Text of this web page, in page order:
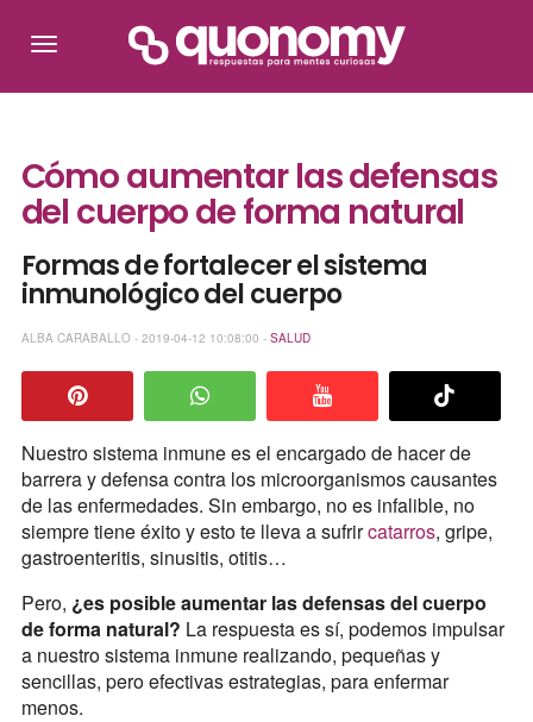
Cómo aumentar las defensas
del cuerpo de forma natural
Formas de fortalecer el sistema
inmunológico del cuerpo
ALBA CARABALLO - 2019-04-12 10:08:00 - SALUD
Nuestro sistema inmune es el encargado de hacer de
barrera y defensa contra los microorganismos causantes
de las enfermedades. Sin embargo, no es infalible, no
siempre tiene éxito y esto te lleva a sufrircatarros, gripe,
gastroenteritis, sinusitis, otitis…
Pero, ¿es posible aumentar las defensas del cuerpo
de forma natural? La respuesta es sí, podemos impulsar
a nuestro sistema inmune realizando, pequeñas y
sencillas, pero efectivas estrategias, para enfermar
menos.